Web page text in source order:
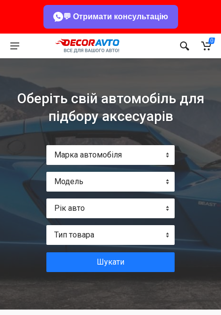
💬 Отримати консультацію
0
Оберіть свій автомобіль для
підбору аксесуарів
Марка автомобіля
Модель
Рік авто
Тип товара
Шукати